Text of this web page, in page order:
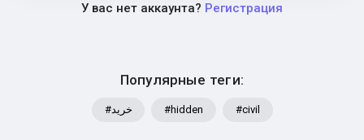
Популярные теги:
#خرید #hidden #civil
У вас нет аккаунта? Регистрация